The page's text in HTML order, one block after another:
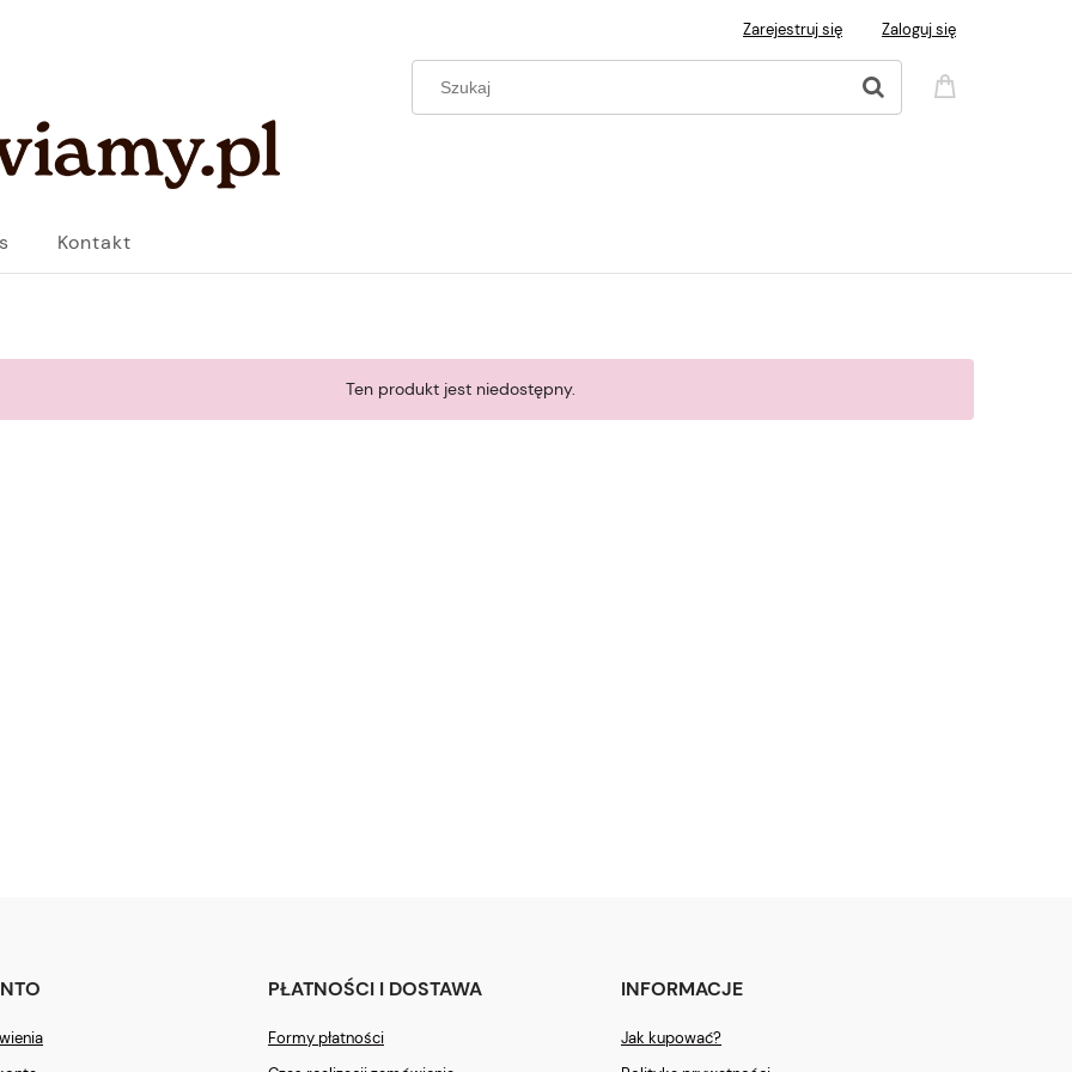
Zarejestruj się Zaloguj się
Kontakt
Ten produkt jest niedostępny.
PŁATNOŚCI I DOSTAWA
Formy płatności
INFORMACJE
Jak kupować?